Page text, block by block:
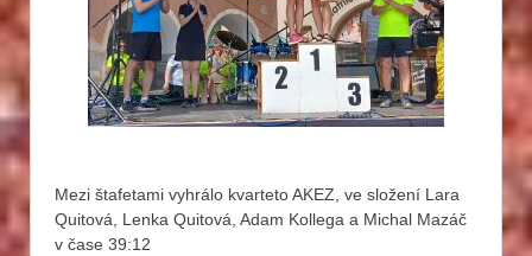
Mezi štafetami vyhrálo kvarteto AKEZ, ve složení Lara
Quitová, Lenka Quitová, Adam Kollega a Michal Mazáč
v čase 39:12